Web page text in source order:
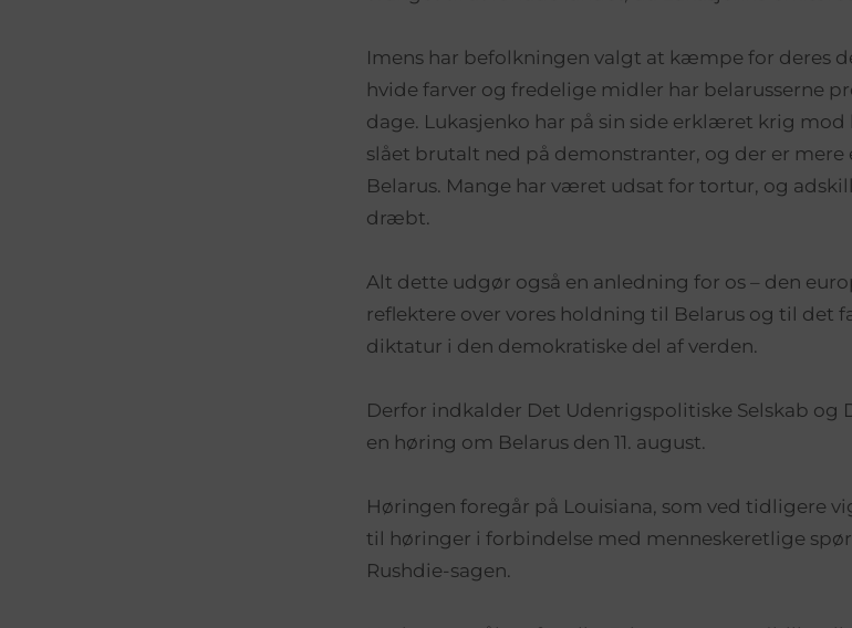
Imens har befolkningen valgt at kæmpe for deres
hvide farver og fredelige midler har belarusserne
dage. Lukasjenko har på sin side erklæret krig
slået brutalt ned på demonstranter, og der er mere
Belarus. Mange har været udsat for tortur, og
dræbt.
Alt dette udgør også en anledning for os – den
reflektere over vores holdning til Belarus og til det
diktatur i den demokratiske del af verden.
Derfor indkalder Det Udenrigspolitiske Selskab og
en høring om Belarus den 11. august.
Høringen foregår på Louisiana, som ved tidligere
til høringer i forbindelse med menneskeretlige
Rushdie-sagen.